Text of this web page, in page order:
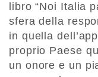
libro “Noi Italia
sfera della
in quella
proprio Paese
un onore e un